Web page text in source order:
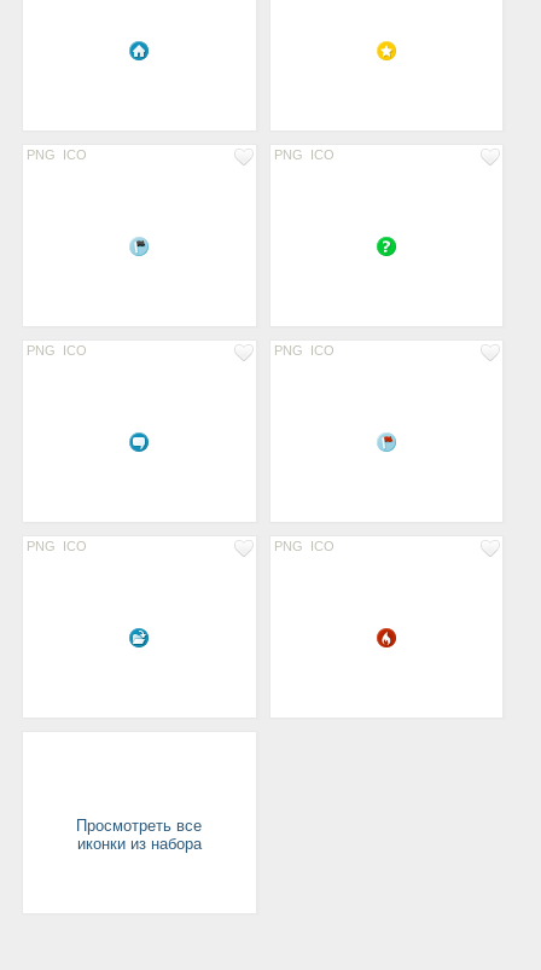
PNG ICO PNG ICO
PNG ICO PNG ICO
PNG ICO PNG ICO
Просмотреть все
иконки из набора